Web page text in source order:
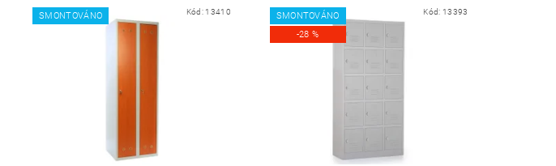
SMONTOVÁNO Kód: 13410
SMONTOVÁNO
-28 %
Kód: 13393